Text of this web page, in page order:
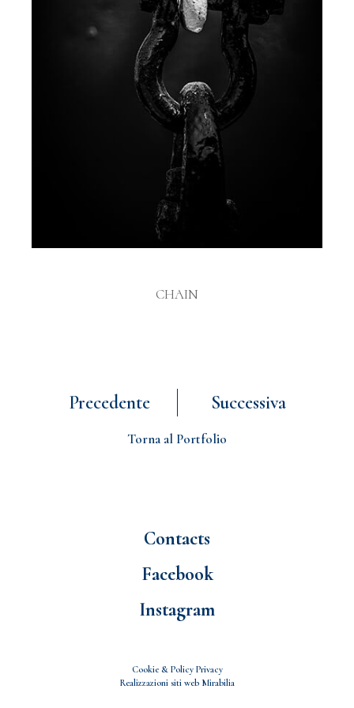
CHAIN
Precedente Successiva
Torna al Portfolio
Contacts
Facebook
Instagram
Cookie & Policy Privacy
Realizzazioni siti web Mirabilia